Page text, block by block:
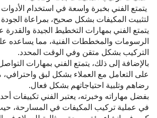
يتمتع الفني بخبرة واسعة في استخدام الأدوات
لتثبيت المكيفات بشكل صحيح، بمراعاة الجودة
يتمتع الفني بمهارات التخطيط الجيدة والقدرة
الرسومات والمخططات الفنية، مما يساعده
التركيب بشكل متقن وفي الوقت المحدد.
بالإضافة إلى ذلك، يتمتع الفني بمهارات
على التعامل مع العملاء بشكل لبق
رضاهم وتلبية احتياجاتهم بشكل فعال.
بفضل مهاراته وخبرته، يعتبر الفني تكييفات
في عملية تركيب المكيفات في المسارحة،